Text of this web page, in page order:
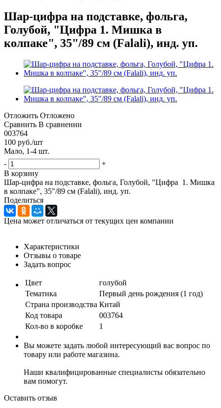
Шар-цифра на подставке, фольга,
Голубой, "Цифра 1. Мишка в
колпаке", 35"/89 см (Falali), инд. уп.
Отложить Отложено
Сравнить В сравнении
003764
100 руб./шт
Мало, 1-4 шт.
-
+
В корзину
Шар-цифра на подставке, фольга, Голубой, "Цифра 1. Мишка
в колпаке", 35"/89 см (Falali), инд. уп.
Поделиться
Цена может отличаться от текущих цен компании
Характеристики
Отзывы о товаре
Задать вопрос
Цвет
голубой
Тематика
Первый день рождения (1 год)
Страна производства Китай
Код товара
003764
Кол-во в коробке
1
Вы можете задать любой интересующий вас вопрос по
товару или работе магазина.
Наши квалифицированные специалисты обязательно
вам помогут.
Оставить отзыв